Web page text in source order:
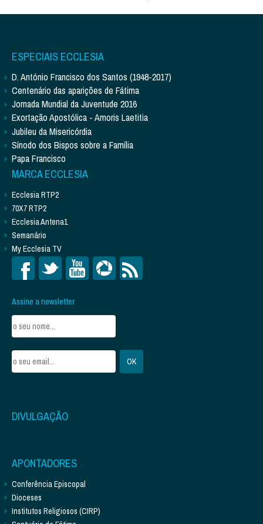
ESPECIAIS ECCLESIA
D. António Francisco dos Santos (1948-2017)
Centenário das aparições de Fátima
Jornada Mundial da Juventude 2016
Exortação Apostólica - Amoris Laetitia
Jubileu da Misericórdia
Sínodo dos Bispos sobre a Família
Papa Francisco
MARCA ECCLESIA
Ecclesia RTP2
70X7 RTP2
Ecclesia Antena1
Semanário
My Ecclesia TV
Assine a newsletter
DIVULGAÇÃO
APONTADORES
Conferência Episcopal
Dioceses
Institutos Religiosos (CIRP)